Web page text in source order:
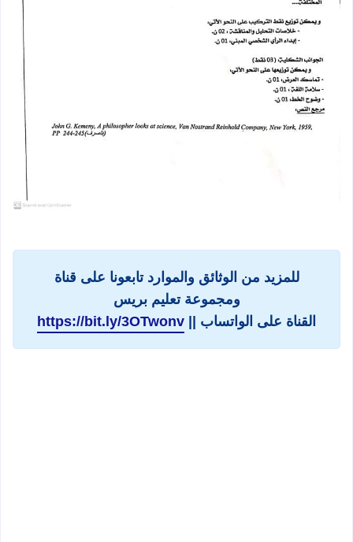
للمزيد من الوثائق والموارد تابعونا على قناة
ومجموعة تعليم بريس
القناة على الواتساب || https://bit.ly/3OTwonv